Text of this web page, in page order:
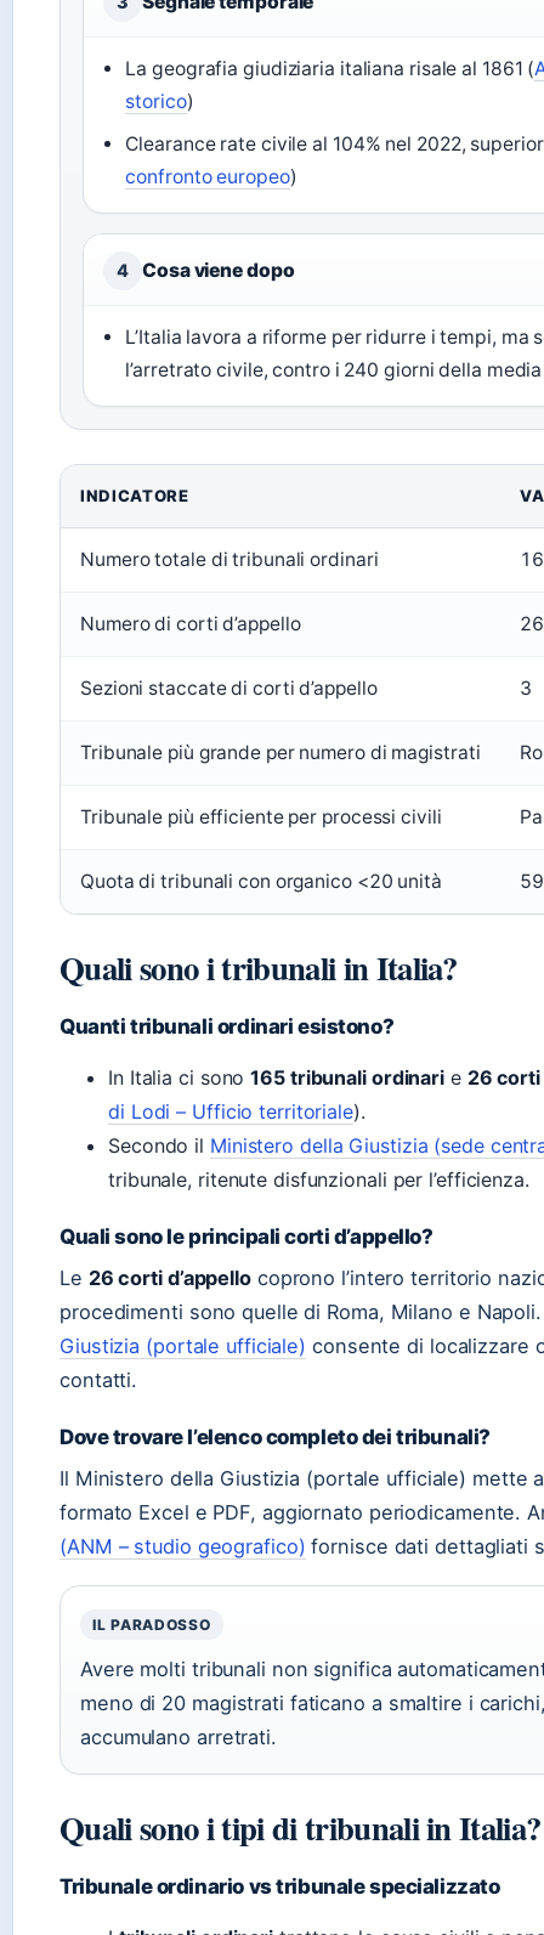
La geografia giudiziaria italiana risale al 1861 (
storico)
Clearance rate civile al 104% nel 2022,
confronto europeo)
4 Cosa viene dopo
L’Italia lavora a riforme per ridurre i tempi,
l’arretrato civile, contro i 240 giorni della
INDICATORE
Numero totale di tribunali ordinari
Numero di corti d’appello 26
Sezioni staccate di corti d’appello 3
Tribunale più grande per numero di magistrati
Tribunale più efficiente per processi civili
Quota di tribunali con organico <20 unità
Quali sono i tribunali in Italia?
Quanti tribunali ordinari esistono?
In Italia ci sono165 tribunali ordinari e 26 corti
di Lodi – Ufficio territoriale).
Secondo il Ministero della Giustizia (sede
tribunale, ritenute disfunzionali per l’efficienza.
Quali sono le principali corti d’appello?
Le 26 corti d’appellocoprono l’intero territorio
procedimenti sono quelle di Roma, Milano e
Giustizia (portale ufficiale) consente di localizzare
contatti.
Dove trovare l’elenco completo dei tribunali?
Il Ministero della Giustizia (portale ufficiale) mette
formato Excel e PDF, aggiornato periodicamente.
(ANM – studio geografico) fornisce dati dettagliati
IL PARADOSSO
Avere molti tribunali non significa
meno di 20 magistrati faticano a smaltire i
accumulano arretrati.
Quali sono i tipi di tribunali in Italia?
Tribunale ordinario vs tribunale specializzato